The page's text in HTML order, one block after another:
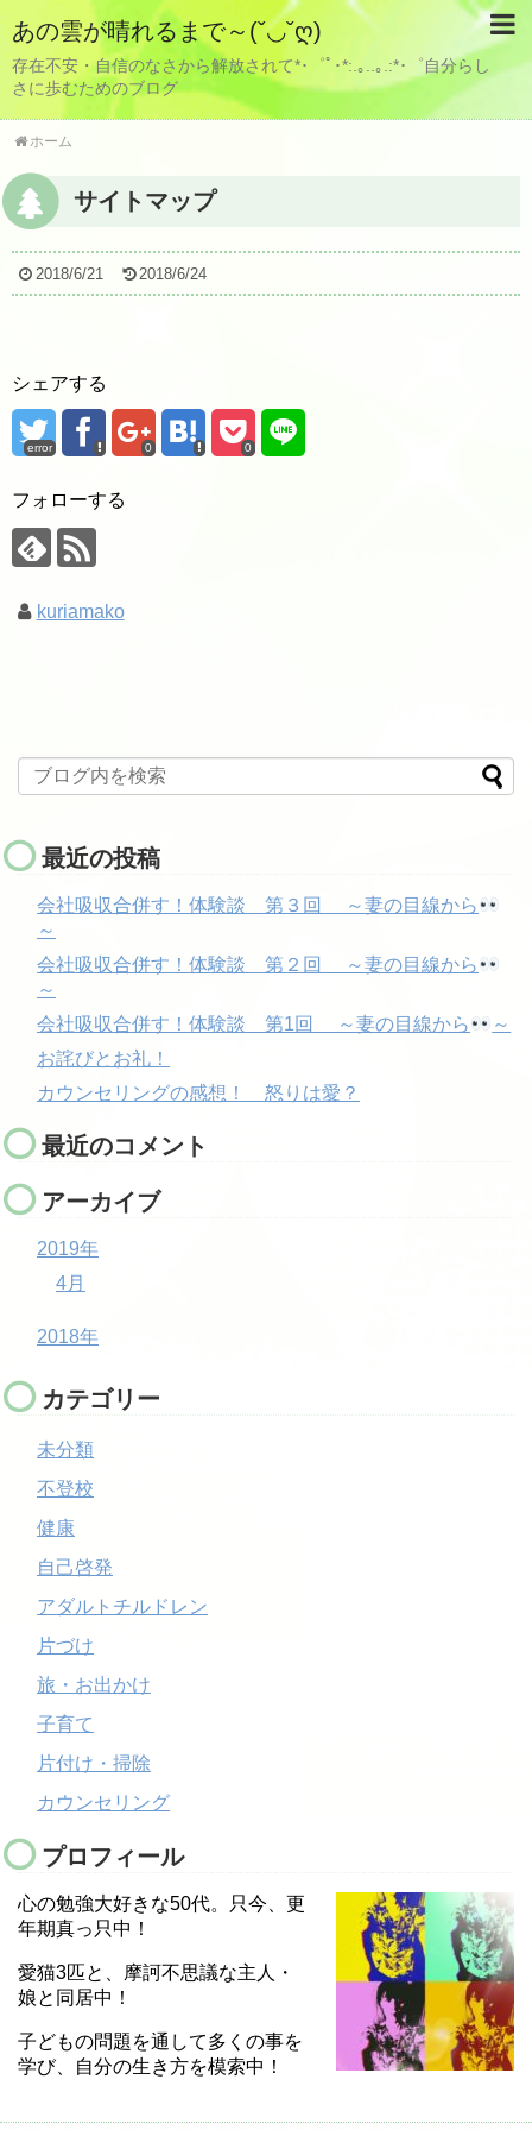
あの雲が晴れるまで～(ˇ◡ˇღ)
存在不安・自信のなさから解放されて*･゜ﾟ･*:.｡..｡.:*･゜自分らし
さに歩むためのブログ
ホーム
サイトマップ
2018/6/21 2018/6/24
シェアする
error 0 0
フォローする
kuriamako
最近の投稿
会社吸収合併す！体験談 第３回 ～妻の目線から
～
会社吸収合併す！体験談 第２回 ～妻の目線から
～
会社吸収合併す！体験談 第1回 ～妻の目線から
～
お詫びとお礼！
カウンセリングの感想！ 怒りは愛？
最近のコメント
アーカイブ
2019年
4月
2018年
カテゴリー
未分類
不登校
健康
自己啓発
アダルトチルドレン
片づけ
旅・お出かけ
子育て
片付け・掃除
カウンセリング
プロフィール
心の勉強大好きな50代。只今、更
年期真っ只中！
愛猫3匹と、摩訶不思議な主人・
娘と同居中！
子どもの問題を通して多くの事を
学び、自分の生き方を模索中！